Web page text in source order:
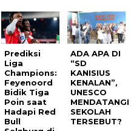
Prediksi
Liga
Champions:
Feyenoord
Bidik Tiga
Poin saat
Hadapi Red
Bull
ADA APA DI
“SD
KANISIUS
KENALAN”,
UNESCO
MENDATANGI
SEKOLAH
TERSEBUT?